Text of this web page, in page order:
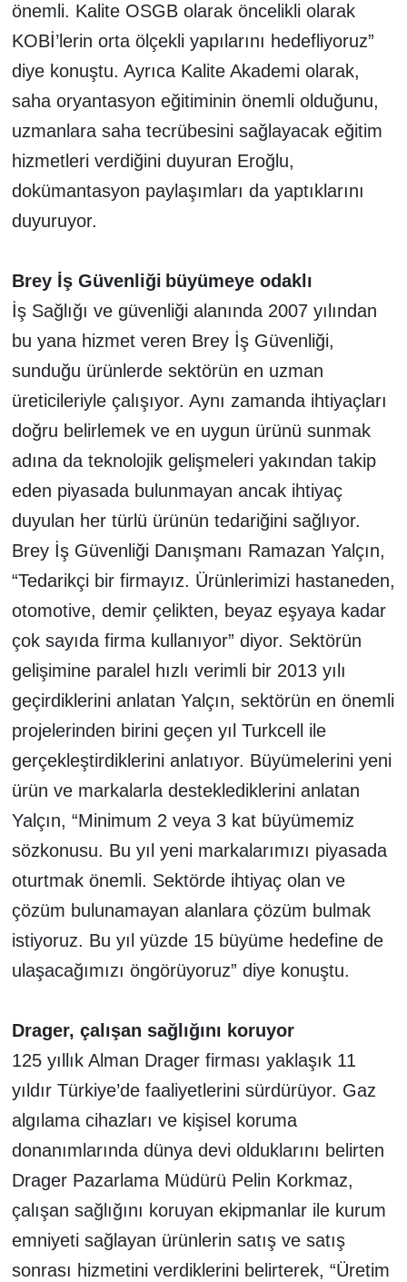
önemli. Kalite OSGB olarak öncelikli olarak
KOBİ’lerin orta ölçekli yapılarını hedefliyoruz”
diye konuştu. Ayrıca Kalite Akademi olarak,
saha oryantasyon eğitiminin önemli olduğunu,
uzmanlara saha tecrübesini sağlayacak eğitim
hizmetleri verdiğini duyuran Eroğlu,
dokümantasyon paylaşımları da yaptıklarını
duyuruyor.
Brey İş Güvenliği büyümeye odaklı
İş Sağlığı ve güvenliği alanında 2007 yılından
bu yana hizmet veren Brey İş Güvenliği,
sunduğu ürünlerde sektörün en uzman
üreticileriyle çalışıyor. Aynı zamanda ihtiyaçları
doğru belirlemek ve en uygun ürünü sunmak
adına da teknolojik gelişmeleri yakından takip
eden piyasada bulunmayan ancak ihtiyaç
duyulan her türlü ürünün tedariğini sağlıyor.
Brey İş Güvenliği Danışmanı Ramazan Yalçın,
“Tedarikçi bir firmayız. Ürünlerimizi hastaneden,
otomotive, demir çelikten, beyaz eşyaya kadar
çok sayıda firma kullanıyor” diyor. Sektörün
gelişimine paralel hızlı verimli bir 2013 yılı
geçirdiklerini anlatan Yalçın, sektörün en önemli
projelerinden birini geçen yıl Turkcell ile
gerçekleştirdiklerini anlatıyor. Büyümelerini yeni
ürün ve markalarla desteklediklerini anlatan
Yalçın, “Minimum 2 veya 3 kat büyümemiz
sözkonusu. Bu yıl yeni markalarımızı piyasada
oturtmak önemli. Sektörde ihtiyaç olan ve
çözüm bulunamayan alanlara çözüm bulmak
istiyoruz. Bu yıl yüzde 15 büyüme hedefine de
ulaşacağımızı öngörüyoruz” diye konuştu.
Drager, çalışan sağlığını koruyor
125 yıllık Alman Drager firması yaklaşık 11
yıldır Türkiye’de faaliyetlerini sürdürüyor. Gaz
algılama cihazları ve kişisel koruma
donanımlarında dünya devi olduklarını belirten
Drager Pazarlama Müdürü Pelin Korkmaz,
çalışan sağlığını koruyan ekipmanlar ile kurum
emniyeti sağlayan ürünlerin satış ve satış
sonrası hizmetini verdiklerini belirterek, “Üretim